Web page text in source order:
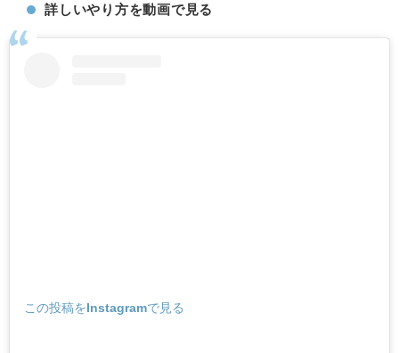
詳しいやり方を動画で見る
この投稿をInstagramで見る